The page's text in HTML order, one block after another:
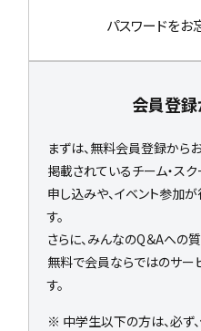
パスワードをお
会員登
まずは、無料会員登録から
掲載されているチーム・ス
申し込みや、イベント参加
す。
さらに、みんなのQ＆Aへの
無料で会員ならではのサー
す。
※ 中学生以下の方は、必ず